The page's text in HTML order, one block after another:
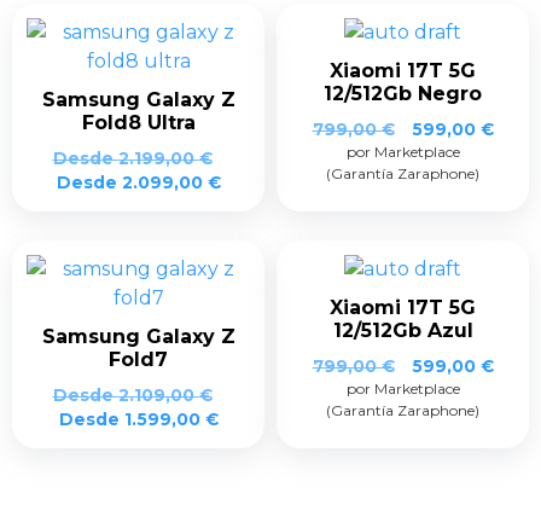
Samsung Galaxy Z
Fold8 Ultra
Desde2.199,00€
Desde 2.099,00 €
Xiaomi 17T 5G
12/512Gb Negro
799,00€
El
precio
original
599,00 €El
por Marketplace
(Garantía Zaraphone)
Samsung Galaxy Z
Fold7
Desde2.109,00€
Desde 1.599,00 €
Xiaomi 17T 5G
12/512Gb Azul
799,00€
El
precio
original
599,00 €El
por Marketplace
(Garantía Zaraphone)